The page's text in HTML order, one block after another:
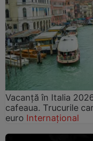
Vacanță în Italia
cafeaua. Trucurile
euro Internațional